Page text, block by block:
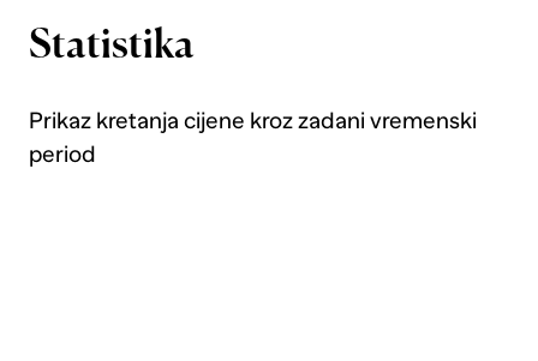
Statistika
Prikaz kretanja cijene kroz zadani vremenski
period